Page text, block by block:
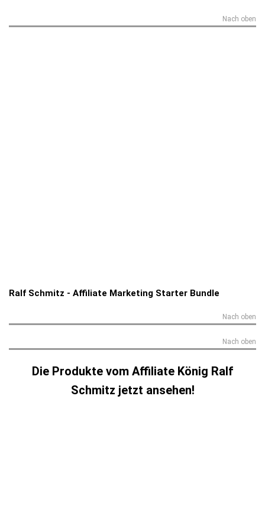
Nach oben
Ralf Schmitz - Affiliate Marketing Starter Bundle
Nach oben
Nach oben
Die Produkte vom Affiliate König Ralf
Schmitz jetzt ansehen!